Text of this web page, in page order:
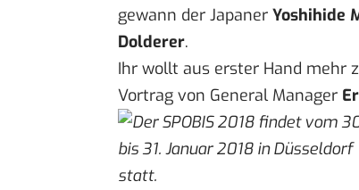
gewann der Japaner Yoshihide
Dolderer.
Ihr wollt aus erster Hand mehr
Vortrag von General Manager